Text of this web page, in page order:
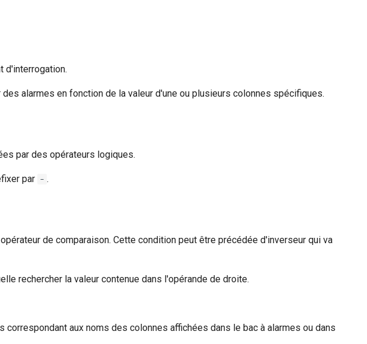
d'interrogation.
alarmes en fonction de la valeur d'une ou plusieurs colonnes spécifiques.
par des opérateurs logiques.
par - .
de comparaison. Cette condition peut être précédée d'inverseur qui va
rechercher la valeur contenue dans l'opérande de droite.
aux noms des colonnes affichées dans le bac à alarmes ou dans